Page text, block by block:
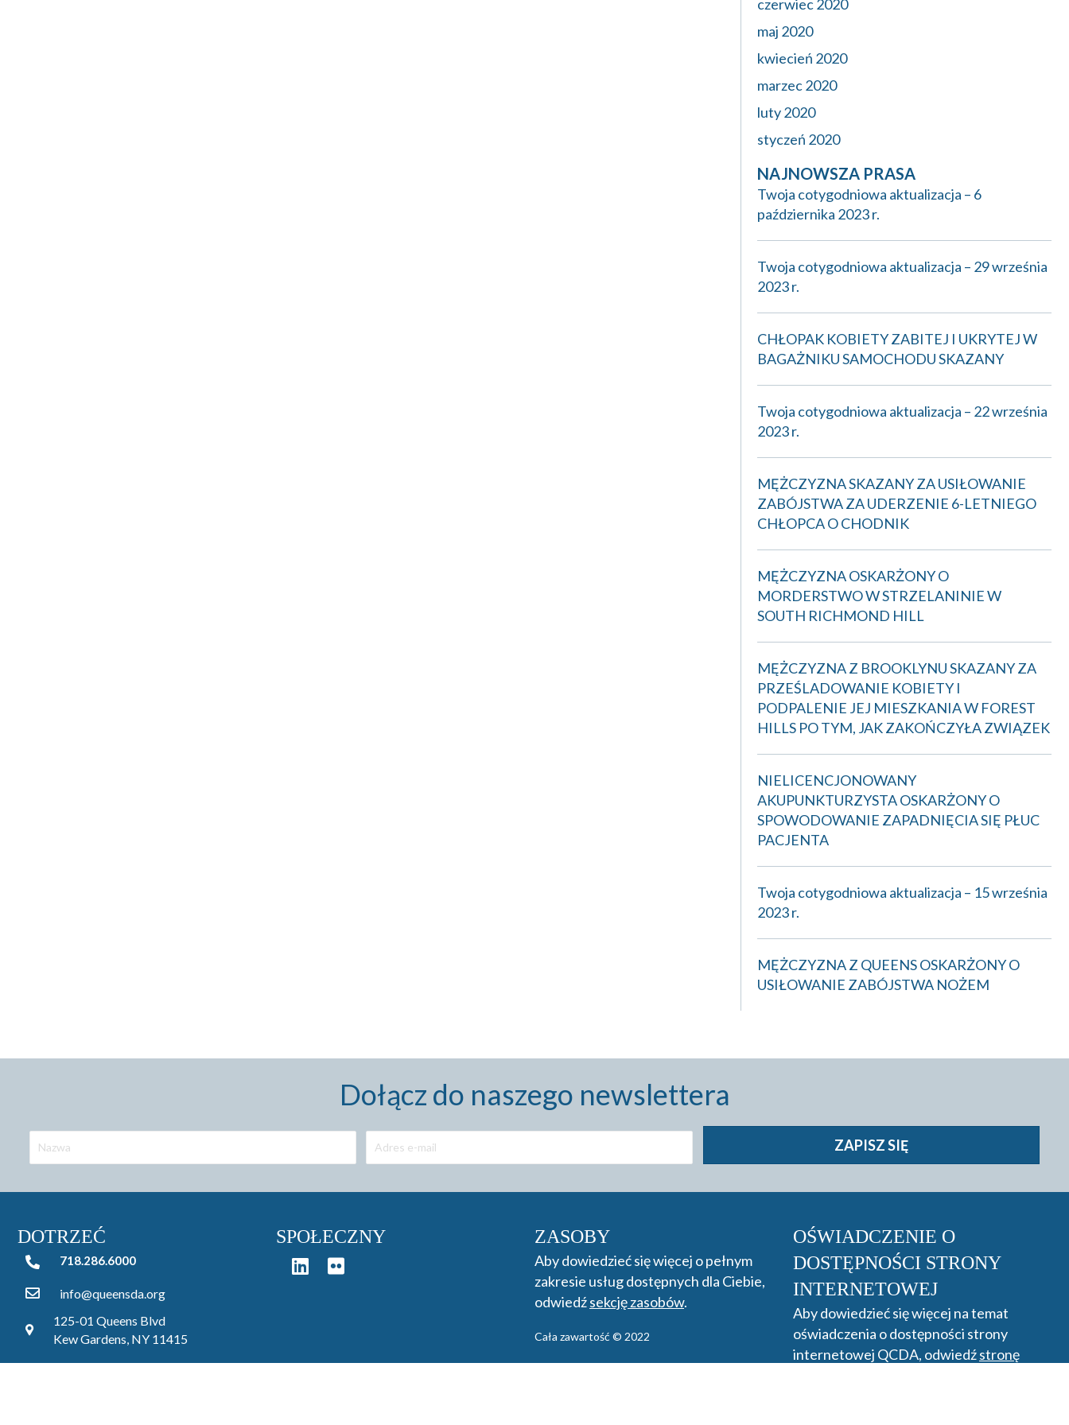
czerwiec 2020
maj 2020
kwiecień 2020
marzec 2020
luty 2020
styczeń 2020
NAJNOWSZA PRASA
Twoja cotygodniowa aktualizacja – 6
października 2023 r.
Twoja cotygodniowa aktualizacja – 29 września
2023 r.
CHŁOPAK KOBIETY ZABITEJ I UKRYTEJ W
BAGAŻNIKU SAMOCHODU SKAZANY
Twoja cotygodniowa aktualizacja – 22 września
2023 r.
MĘŻCZYZNA SKAZANY ZA USIŁOWANIE
ZABÓJSTWA ZA UDERZENIE 6-LETNIEGO
CHŁOPCA O CHODNIK
MĘŻCZYZNA OSKARŻONY O
MORDERSTWO W STRZELANINIE W
SOUTH RICHMOND HILL
MĘŻCZYZNA Z BROOKLYNU SKAZANY ZA
PRZEŚLADOWANIE KOBIETY I
PODPALENIE JEJ MIESZKANIA W FOREST
HILLS PO TYM, JAK ZAKOŃCZYŁA ZWIĄZEK
NIELICENCJONOWANY
AKUPUNKTURZYSTA OSKARŻONY O
SPOWODOWANIE ZAPADNIĘCIA SIĘ PŁUC
PACJENTA
Twoja cotygodniowa aktualizacja – 15 września
2023 r.
MĘŻCZYZNA Z QUEENS OSKARŻONY O
USIŁOWANIE ZABÓJSTWA NOŻEM
Dołącz do naszego newslettera
ZAPISZ SIĘ
DOTRZEĆ
718.286.6000
718.286.6000
info@queensda.org
125-01 Queens Blvd
Kew Gardens, NY 11415
SPOŁECZNY ZASOBY
Aby dowiedzieć się więcej o pełnym
zakresie usług dostępnych dla Ciebie,
odwiedźsekcję zasobów.
Cała zawartość © 2022
OŚWIADCZENIE O
DOSTĘPNOŚCI STRONY
INTERNETOWEJ
Aby dowiedzieć się więcej na temat
oświadczenia o dostępności strony
internetowej QCDA, odwiedźstronę